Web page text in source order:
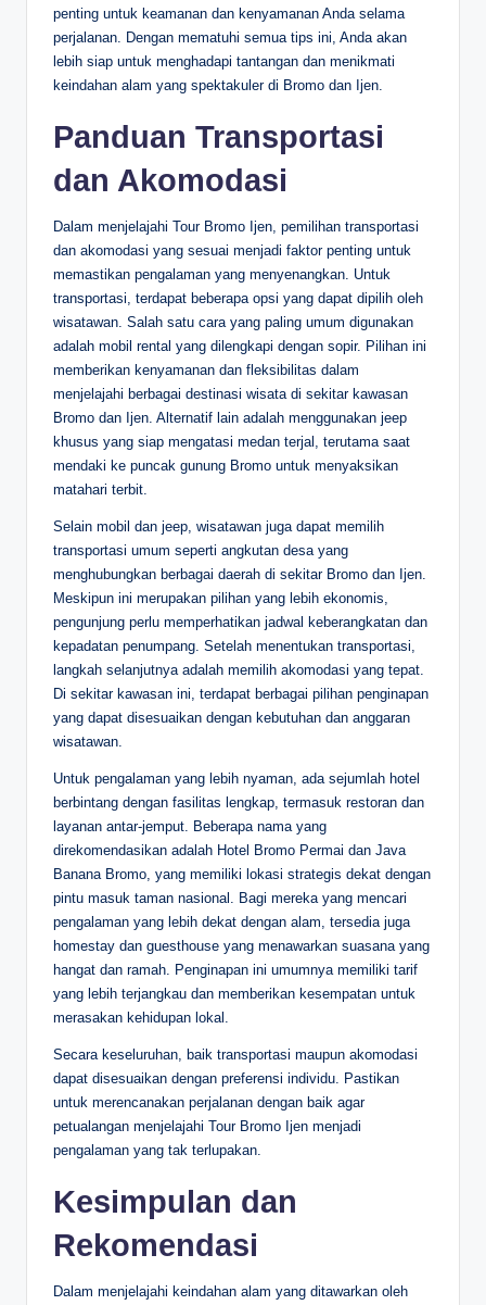
penting untuk keamanan dan kenyamanan Anda selama
perjalanan. Dengan mematuhi semua tips ini, Anda akan
lebih siap untuk menghadapi tantangan dan menikmati
keindahan alam yang spektakuler di Bromo dan Ijen.
Panduan Transportasi
dan Akomodasi
Dalam menjelajahi Tour Bromo Ijen, pemilihan transportasi
dan akomodasi yang sesuai menjadi faktor penting untuk
memastikan pengalaman yang menyenangkan. Untuk
transportasi, terdapat beberapa opsi yang dapat dipilih oleh
wisatawan. Salah satu cara yang paling umum digunakan
adalah mobil rental yang dilengkapi dengan sopir. Pilihan ini
memberikan kenyamanan dan fleksibilitas dalam
menjelajahi berbagai destinasi wisata di sekitar kawasan
Bromo dan Ijen. Alternatif lain adalah menggunakan jeep
khusus yang siap mengatasi medan terjal, terutama saat
mendaki ke puncak gunung Bromo untuk menyaksikan
matahari terbit.
Selain mobil dan jeep, wisatawan juga dapat memilih
transportasi umum seperti angkutan desa yang
menghubungkan berbagai daerah di sekitar Bromo dan Ijen.
Meskipun ini merupakan pilihan yang lebih ekonomis,
pengunjung perlu memperhatikan jadwal keberangkatan dan
kepadatan penumpang. Setelah menentukan transportasi,
langkah selanjutnya adalah memilih akomodasi yang tepat.
Di sekitar kawasan ini, terdapat berbagai pilihan penginapan
yang dapat disesuaikan dengan kebutuhan dan anggaran
wisatawan.
Untuk pengalaman yang lebih nyaman, ada sejumlah hotel
berbintang dengan fasilitas lengkap, termasuk restoran dan
layanan antar-jemput. Beberapa nama yang
direkomendasikan adalah Hotel Bromo Permai dan Java
Banana Bromo, yang memiliki lokasi strategis dekat dengan
pintu masuk taman nasional. Bagi mereka yang mencari
pengalaman yang lebih dekat dengan alam, tersedia juga
homestay dan guesthouse yang menawarkan suasana yang
hangat dan ramah. Penginapan ini umumnya memiliki tarif
yang lebih terjangkau dan memberikan kesempatan untuk
merasakan kehidupan lokal.
Secara keseluruhan, baik transportasi maupun akomodasi
dapat disesuaikan dengan preferensi individu. Pastikan
untuk merencanakan perjalanan dengan baik agar
petualangan menjelajahi Tour Bromo Ijen menjadi
pengalaman yang tak terlupakan.
Kesimpulan dan
Rekomendasi
Dalam menjelajahi keindahan alam yang ditawarkan oleh